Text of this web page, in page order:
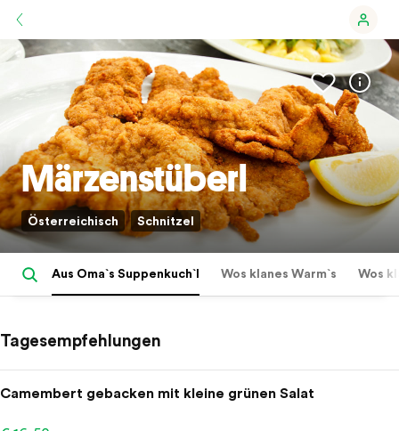
Märzenstüberl
Österreichisch Schnitzel
Aus Oma`s Suppenkuch`l Wos klanes Warm`s Wos
Tagesempfehlungen
Camembert gebacken mit kleine grünen Salat